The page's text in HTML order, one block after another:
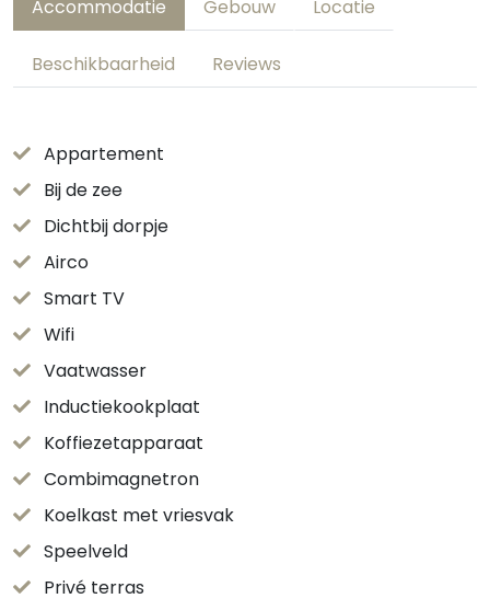
Accommodatie Gebouw Locatie
Beschikbaarheid Reviews
Appartement
Bij de zee
Dichtbij dorpje
Airco
Smart TV
Wifi
Vaatwasser
Inductiekookplaat
Koffiezetapparaat
Combimagnetron
Koelkast met vriesvak
Speelveld
Privé terras